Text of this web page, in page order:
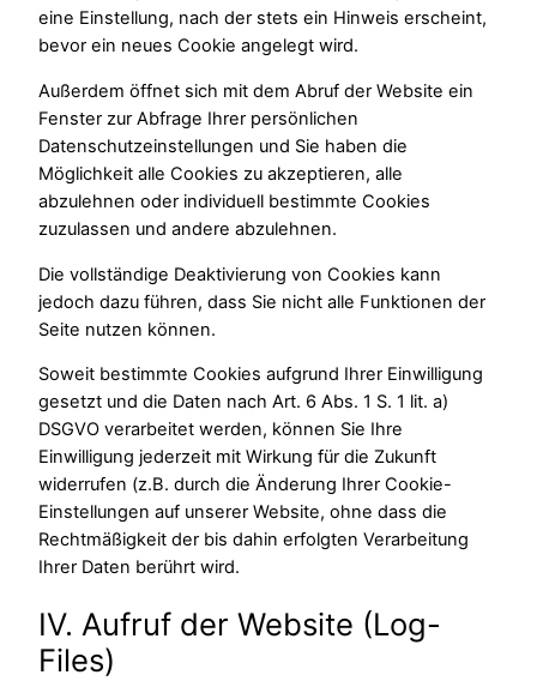
eine Einstellung, nach der stets ein Hinweis erscheint,
bevor ein neues Cookie angelegt wird.
Außerdem öffnet sich mit dem Abruf der Website ein
Fenster zur Abfrage Ihrer persönlichen
Datenschutzeinstellungen und Sie haben die
Möglichkeit alle Cookies zu akzeptieren, alle
abzulehnen oder individuell bestimmte Cookies
zuzulassen und andere abzulehnen.
Die vollständige Deaktivierung von Cookies kann
jedoch dazu führen, dass Sie nicht alle Funktionen der
Seite nutzen können.
Soweit bestimmte Cookies aufgrund Ihrer Einwilligung
gesetzt und die Daten nach Art. 6 Abs. 1 S. 1 lit. a)
DSGVO verarbeitet werden, können Sie Ihre
Einwilligung jederzeit mit Wirkung für die Zukunft
widerrufen (z.B. durch die Änderung Ihrer Cookie-
Einstellungen auf unserer Website, ohne dass die
Rechtmäßigkeit der bis dahin erfolgten Verarbeitung
Ihrer Daten berührt wird.
IV. Aufruf der Website (Log-
Files)